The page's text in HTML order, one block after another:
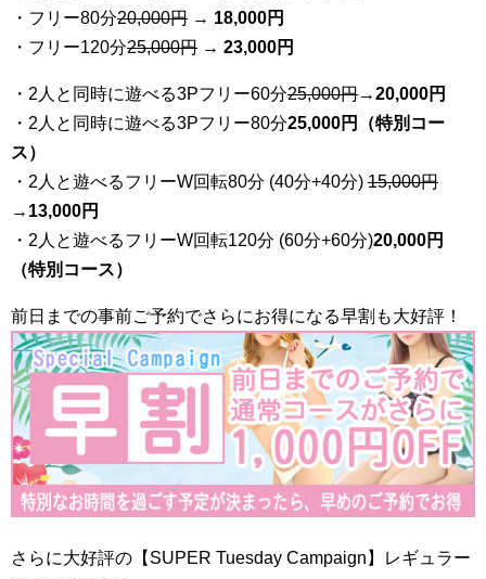
・フリー80分20,000円 → 18,000円
・フリー120分25,000円 → 23,000円
・2人と同時に遊べる3Pフリー60分25,000円→20,000円
・2人と同時に遊べる3Pフリー80分25,000円（特別コー
ス）
・2人と遊べるフリーW回転80分 (40分+40分) 15,000円
→ 13,000円
・2人と遊べるフリーW回転120分 (60分+60分)20,000円
（特別コース）
前日までの事前ご予約でさらにお得になる早割も大好評！
さらに大好評の【SUPER Tuesday Campaign】レギュラー